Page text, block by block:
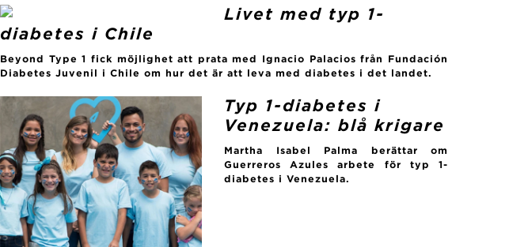
Livet med typ 1-
diabetes i Chile
Beyond Type 1 fick möjlighet att prata med Ignacio Palacios från Fundación
Diabetes Juvenil i Chile om hur det är att leva med diabetes i det landet.
Typ 1-diabetes i
Venezuela: blå krigare
Martha Isabel Palma berättar om
Guerreros Azules arbete för typ 1-
diabetes i Venezuela.